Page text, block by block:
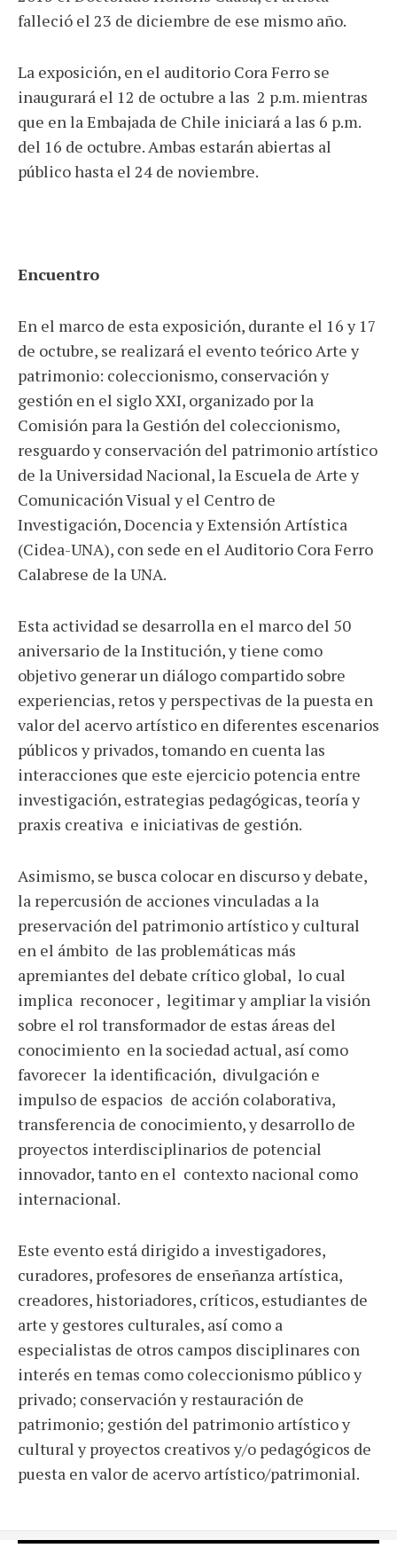
falleció el 23 de diciembre de ese mismo año.
La exposición, en el auditorio Cora Ferro se
inaugurará el 12 de octubre a las 2 p.m. mientras
que en la Embajada de Chile iniciará a las 6 p.m.
del 16 de octubre. Ambas estarán abiertas al
público hasta el 24 de noviembre.
Encuentro
En el marco de esta exposición, durante el 16 y 17
de octubre, se realizará el evento teórico Arte y
patrimonio: coleccionismo, conservación y
gestión en el siglo XXI, organizado por la
Comisión para la Gestión del coleccionismo,
resguardo y conservación del patrimonio artístico
de la Universidad Nacional, la Escuela de Arte y
Comunicación Visual y el Centro de
Investigación, Docencia y Extensión Artística
(Cidea-UNA), con sede en el Auditorio Cora Ferro
Calabrese de la UNA.
Esta actividad se desarrolla en el marco del 50
aniversario de la Institución, y tiene como
objetivo generar un diálogo compartido sobre
experiencias, retos y perspectivas de la puesta en
valor del acervo artístico en diferentes escenarios
públicos y privados, tomando en cuenta las
interacciones que este ejercicio potencia entre
investigación, estrategias pedagógicas, teoría y
praxis creativa e iniciativas de gestión.
Asimismo, se busca colocar en discurso y debate,
la repercusión de acciones vinculadas a la
preservación del patrimonio artístico y cultural
en el ámbito de las problemáticas más
apremiantes del debate crítico global, lo cual
implica reconocer , legitimar y ampliar la visión
sobre el rol transformador de estas áreas del
conocimiento en la sociedad actual, así como
favorecer la identificación, divulgación e
impulso de espacios de acción colaborativa,
transferencia de conocimiento, y desarrollo de
proyectos interdisciplinarios de potencial
innovador, tanto en el contexto nacional como
internacional.
Este evento está dirigido a investigadores,
curadores, profesores de enseñanza artística,
creadores, historiadores, críticos, estudiantes de
arte y gestores culturales, así como a
especialistas de otros campos disciplinares con
interés en temas como coleccionismo público y
privado; conservación y restauración de
patrimonio; gestión del patrimonio artístico y
cultural y proyectos creativos y/o pedagógicos de
puesta en valor de acervo artístico/patrimonial.